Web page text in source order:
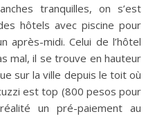
tranquilles, on s’est
hôtels avec piscine pour
après-midi. Celui de l’hôtel
mal, il se trouve en hauteur
sur la ville depuis le toit où
est top (800 pesos pour
un pré-paiement au